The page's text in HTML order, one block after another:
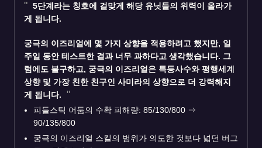
5단계라는 칭호에 걸맞게 해당 유닛들의 위력이 올라가
게 됩니다.
궁극의 이즈리얼에 몇 가지 상향을 적용하려고 했지만, 일
주일 동안 테스트한 결과 너무 과하다고 생각했습니다. 그
럼에도 불구하고, 궁극의 이즈리얼은 특등사수와 평행세계
상향 및 가장 친한 친구인 사미라의 상향으로 더 강력해지
게 됩니다.
피들스틱 어둠의 수확 피해량: 85/130/800 ⇒
90/135/800
궁극의 이즈리얼 스킬의 범위가 의도한 것보다 넓던 버그